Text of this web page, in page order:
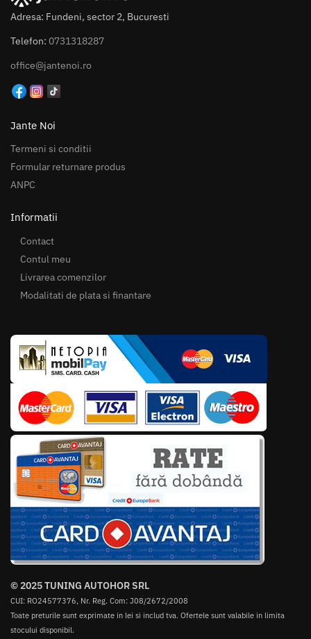
Adresa: Fundeni, sector 2, Bucuresti
Telefon: 0731318287
office@jantenoi.ro
Jante Noi
Termeni si conditii
Formular returnare produs
ANPC
Informatii
Contact
Contul meu
Livrarea comenzilor
Modalitati de plata si finantare
© 2025 TUNING AUTOHOR SRL
CUI: RO24577376, Nr. Reg. Com: J08/2672/2008
Toate preturile sunt exprimate in lei si includ tva. Ofertele sunt valabile in limita
stocului disponibil.